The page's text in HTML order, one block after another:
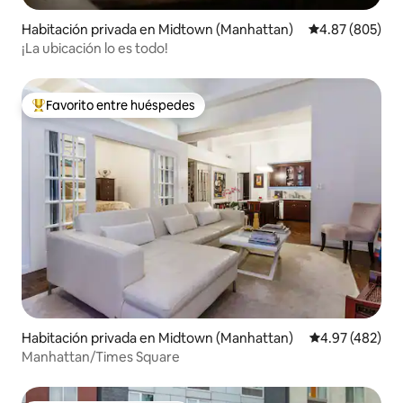
Habitación privada en Midtown (Manhattan) Calificación
4.87 (805)
¡La ubicación lo es todo!
Favorito entre huéspedes preferido
Favorito entre huéspedes
Habitación privada en Midtown (Manhattan) Calificación
4.97 (482)
Manhattan/Times Square